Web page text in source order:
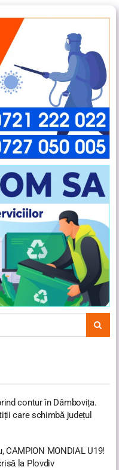
contur în Dâmbovița.
care schimbă județul
CAMPION MONDIAL U19!
la Plovdiv